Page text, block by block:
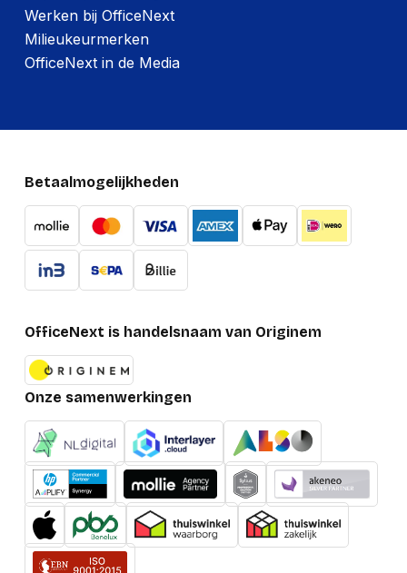
Werken bij OfficeNext
Milieukeurmerken
OfficeNext in de Media
Betaalmogelijkheden
OfficeNext is handelsnaam van Originem
Onze samenwerkingen